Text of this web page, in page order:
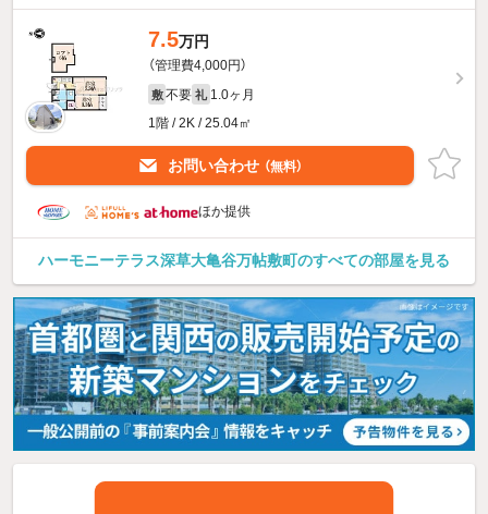
7.5万円
（管理費4,000円）
敷 不要 礼 1.0ヶ月
1階 / 2K / 25.04㎡
お問い合わせ （無料）
ほか提供
ハーモニーテラス深草大亀谷万帖敷町のすべての部屋を見る